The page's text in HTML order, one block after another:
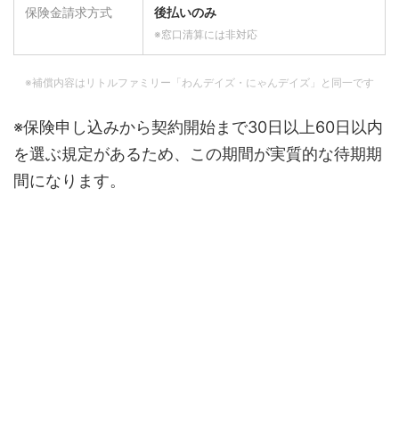
保険金請求方式 後払いのみ
※窓口清算には非対応
※補償内容はリトルファミリー「わんデイズ・にゃんデイズ」と同一です
※保険申し込みから契約開始まで30日以上60日以内
を選ぶ規定があるため、この期間が実質的な待期期
間になります。